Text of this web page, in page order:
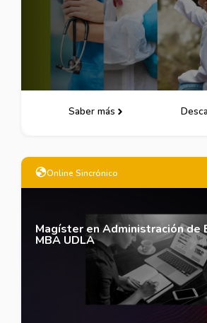
Saber más
Online Sincrónico
Magíster en Administración de
MBA UDLA